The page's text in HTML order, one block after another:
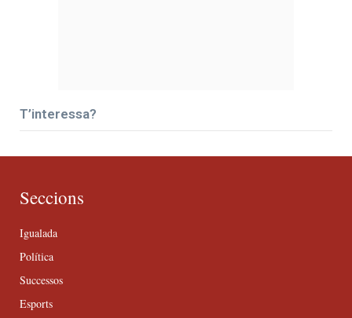
T’interessa?
Seccions
Igualada
Política
Successos
Esports